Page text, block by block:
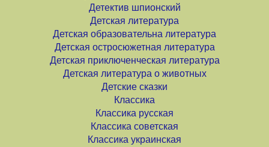
Детектив шпионский
Детская литература
Детская образовательна литература
Детская остросюжетная литература
Детская приключенческая литература
Детская литература о животных
Детские сказки
Классика
Классика русская
Классика советская
Классика украинская